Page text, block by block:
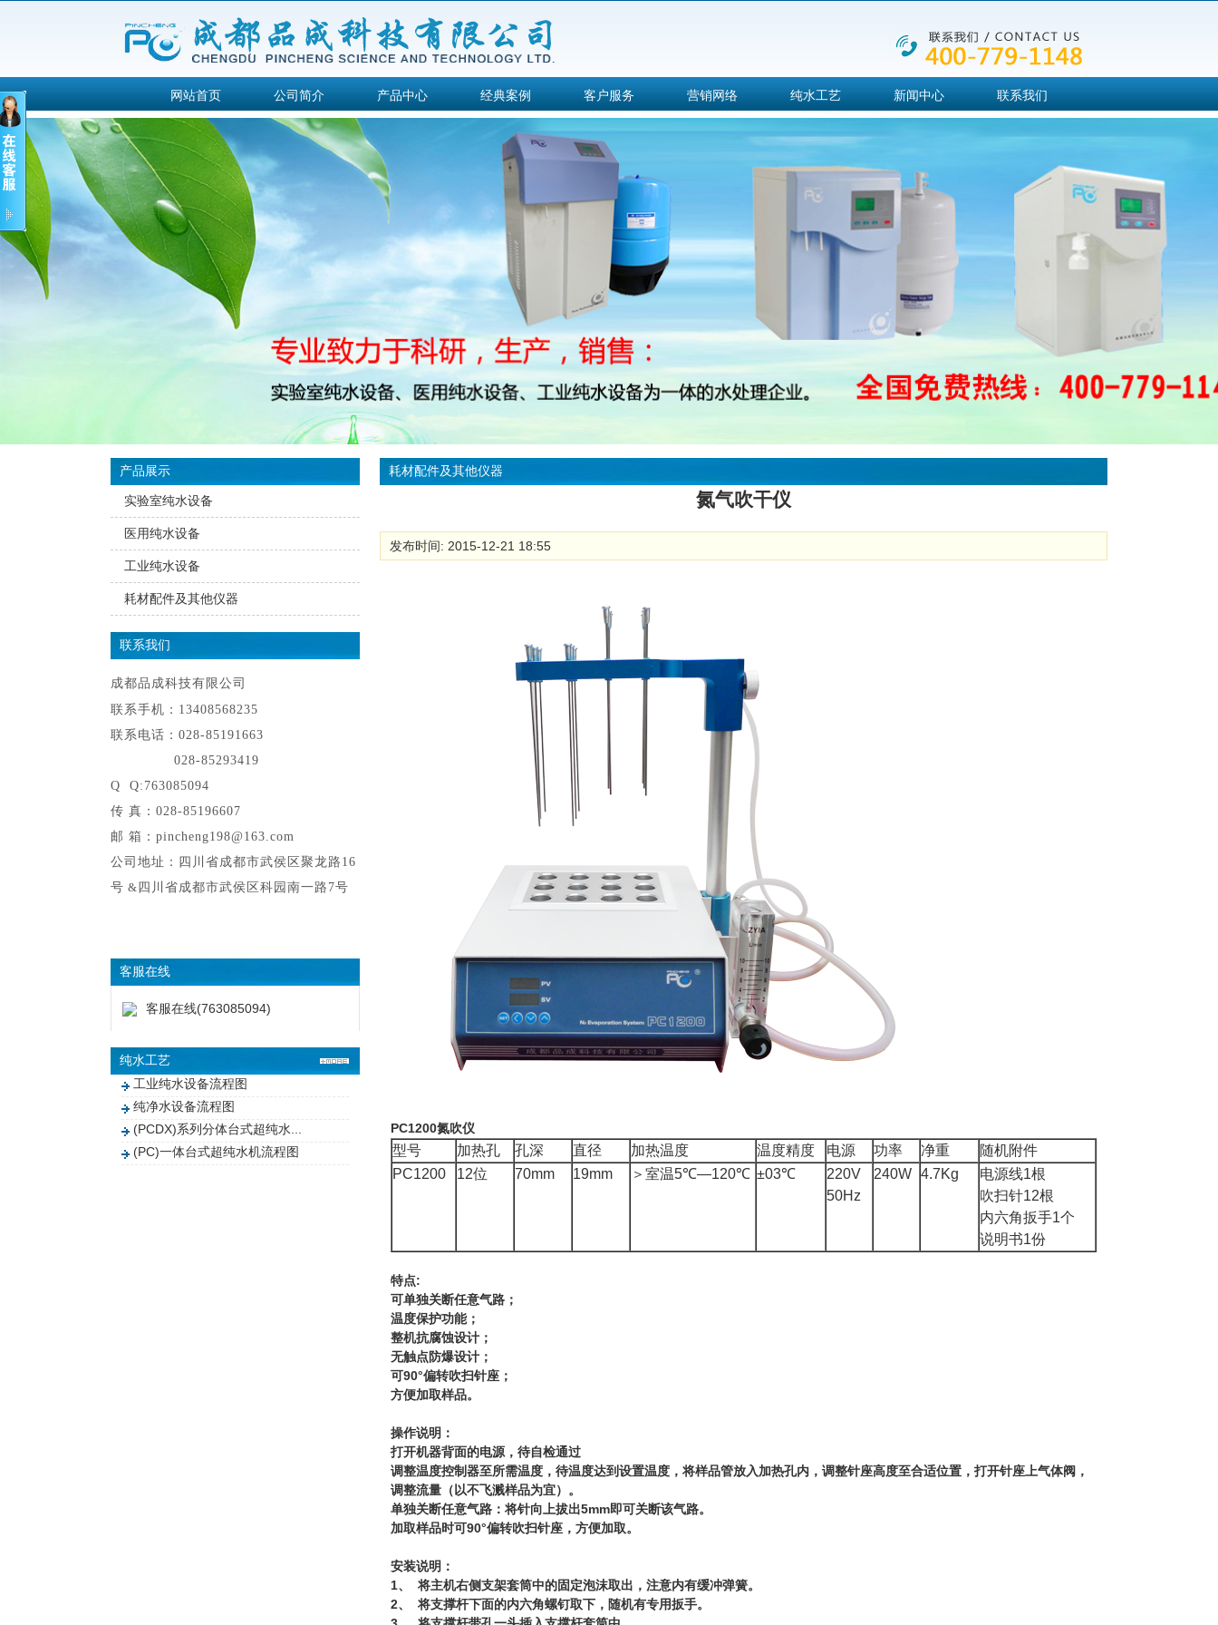
网站首页 公司简介 产品中心 经典案例 客户服务 营销网络 纯水工艺 新闻中心 联系我们
产品展示
实验室纯水设备
医用纯水设备
工业纯水设备
耗材配件及其他仪器
联系我们
成都品成科技有限公司
联系手机：13408568235
联系电话：028-85191663
028-85293419
Q Q:763085094
传 真：028-85196607
邮 箱：pincheng198@163.com
公司地址：四川省成都市武侯区聚龙路16
号 & 四川省成都市武侯区科园南一路7号
客服在线
客服在线(763085094)
纯水工艺
工业纯水设备流程图
纯净水设备流程图
(PCDX)系列分体台式超纯水...
(PC)一体台式超纯水机流程图
耗材配件及其他仪器
氮气吹干仪
发布时间: 2015-12-21 18:55
PC1200氮吹仪
型号 加热孔 孔深 直径 加热温度 温度精度 电源 功率 净重
随机附件
PC1200
12位 70mm 19mm ＞室温5℃—120℃ ±03℃
220V
50Hz
240W 4.7Kg 电源线1根
吹扫针12根
内六角扳手1个
说明书1份
特点:
可单独关断任意气路；
温度保护功能；
整机抗腐蚀设计；
无触点防爆设计；
可90°偏转吹扫针座；
方便加取样品。
操作说明：
打开机器背面的电源，待自检通过
调整温度控制器至所需温度，待温度达到设置温度，将样品管放入加热孔内，调整针座高度至合适位置，打开针座上气体阀，
调整流量（以不飞溅样品为宜）。
单独关断任意气路：将针向上拔出5mm即可关断该气路。
加取样品时可90°偏转吹扫针座，方便加取。
安装说明：
1、 将主机右侧支架套筒中的固定泡沫取出，注意内有缓冲弹簧。
2、 将支撑杆下面的内六角螺钉取下，随机有专用扳手。